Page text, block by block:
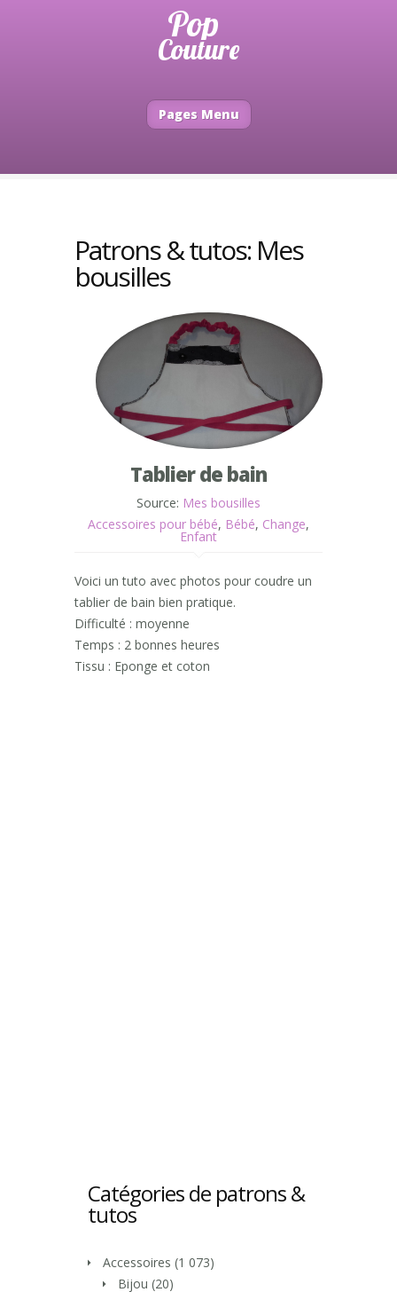
Pages Menu
Patrons & tutos: Mes
bousilles
Tablier de bain
Source: Mes bousilles
Accessoires pour bébé, Bébé, Change,
Enfant
Voici un tuto avec photos pour coudre un
tablier de bain bien pratique.
Difficulté : moyenne
Temps : 2 bonnes heures
Tissu : Eponge et coton
Catégories de patrons &
tutos
Accessoires (1 073)
Bijou (20)